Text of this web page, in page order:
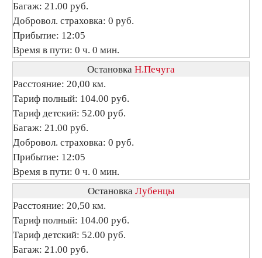
Багаж: 21.00 руб.
Добровол. страховка: 0 руб.
Прибытие: 12:05
Время в пути: 0 ч. 0 мин.
Остановка Н.Печуга
Расстояние: 20,00 км.
Тариф полный: 104.00 руб.
Тариф детский: 52.00 руб.
Багаж: 21.00 руб.
Добровол. страховка: 0 руб.
Прибытие: 12:05
Время в пути: 0 ч. 0 мин.
Остановка Лубенцы
Расстояние: 20,50 км.
Тариф полный: 104.00 руб.
Тариф детский: 52.00 руб.
Багаж: 21.00 руб.